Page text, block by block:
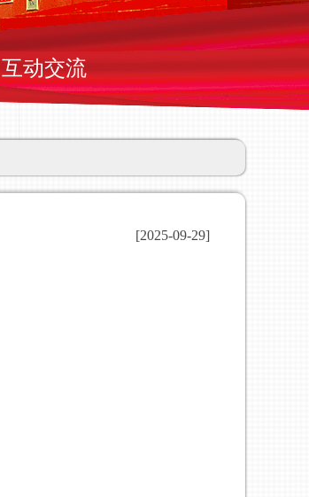
互动交流
[2025-09-29]